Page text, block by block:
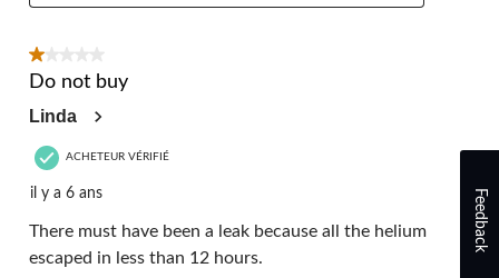
1 étoile(s) sur 5.
Do not buy
Linda
ACHETEUR VÉRIFIÉ
il y a 6 ans
There must have been a leak because all the helium
escaped in less than 12 hours.
Feedback